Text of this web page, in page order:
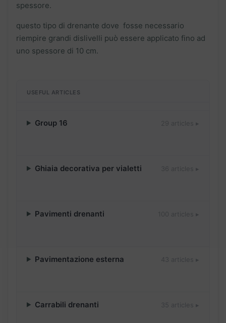
spessore.
questo tipo di drenante dove fosse necessario
riempire grandi dislivelli può essere applicato fino ad
uno spessore di 10 cm.
USEFUL ARTICLES
Group 16
Ghiaia decorativa per vialetti
Pavimenti drenanti
Pavimentazione esterna 43 articles ▸
Carrabili drenanti 35 articles ▸